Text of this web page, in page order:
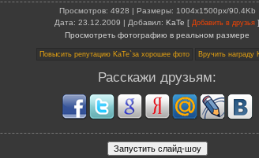
Просмотров: 4928 | Размеры: 1004x1500px/90.4Kb
Дата: 23.12.2009 | Добавил: KaTe [ Добавить в друзья ]
Просмотреть фотографию в реальном размере
Расскажи друзьям: